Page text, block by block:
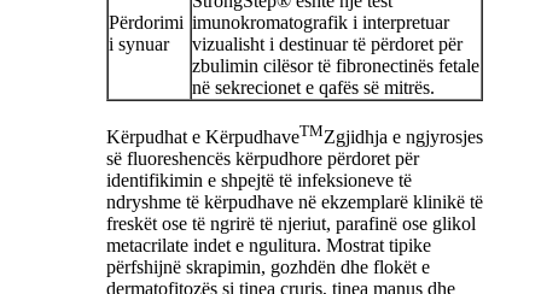
Përdorimi
i synuar
imunokromatografik i interpretuar
vizualisht i destinuar të përdoret për
zbulimin cilësor të fibronectinës fetale
në sekrecionet e qafës së mitrës.
Kërpudhat e KërpudhaveTMZgjidhja e ngjyrosjes
së fluoreshencës kërpudhore përdoret për
identifikimin e shpejtë të infeksioneve të
ndryshme të kërpudhave në ekzemplarë klinikë të
freskët ose të ngrirë të njeriut, parafinë ose glikol
metacrilate indet e ngulitura. Mostrat tipike
përfshijnë skrapimin, gozhdën dhe flokët e
dermatofitozës si tinea cruris, tinea manus dhe